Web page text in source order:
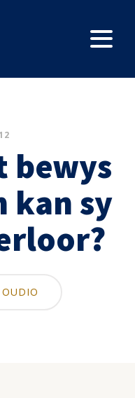
bewys
kan sy
OUDIO